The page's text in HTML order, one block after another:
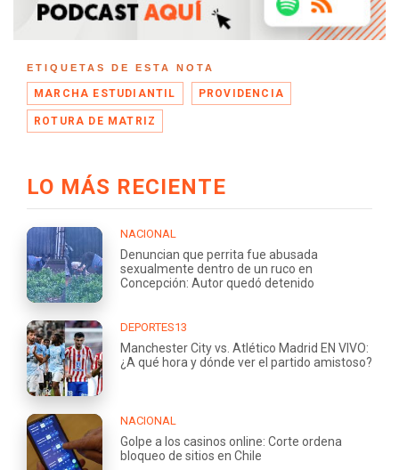
ETIQUETAS DE ESTA NOTA
MARCHA ESTUDIANTIL PROVIDENCIA
ROTURA DE MATRIZ
LO MÁS RECIENTE
NACIONAL
Denuncian que perrita fue abusada
sexualmente dentro de un ruco en
Concepción: Autor quedó detenido
DEPORTES13
Manchester City vs. Atlético Madrid EN VIVO:
¿A qué hora y dónde ver el partido amistoso?
NACIONAL
Golpe a los casinos online: Corte ordena
bloqueo de sitios en Chile